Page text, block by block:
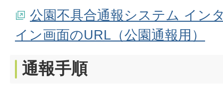
公園不具合通報システム イン
イン画面のURL（公園通報用）
通報手順